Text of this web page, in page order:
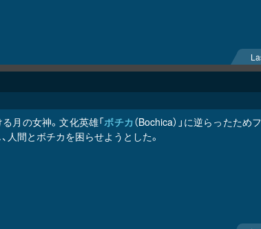
月の女神。文化英雄「ボチカ（Bochica）」に逆らったた
人間とボチカを困らせようとした。